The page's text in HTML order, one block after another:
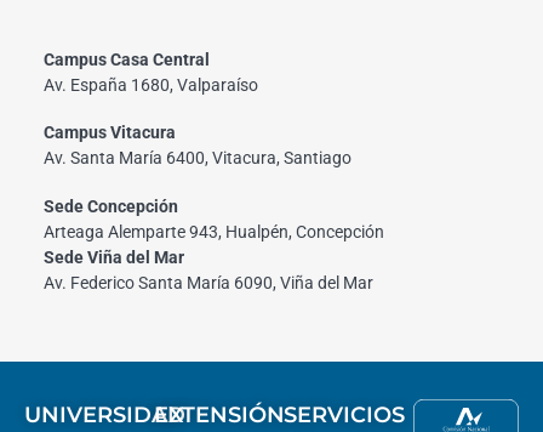
Campus Casa Central
Av. España 1680, Valparaíso
Campus Vitacura
Av. Santa María 6400, Vitacura, Santiago
Sede Concepción
Arteaga Alemparte 943, Hualpén, Concepción
Sede Viña del Mar
Av. Federico Santa María 6090, Viña del Mar
UNIVERSIDADEXTENSIÓNSERVICIOS